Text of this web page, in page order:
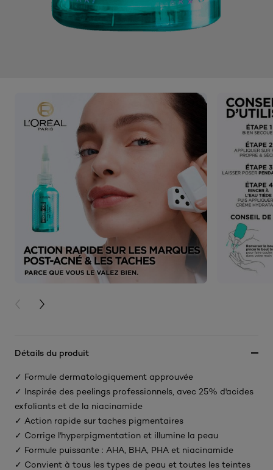
PREVIOUS CARD
NEXT CARD
Détails du produit
✓ Formule dermatologiquement approuvée
✓ Inspirée des peelings professionnels, avec 25% d'acides
exfoliants et de la niacinamide
✓ Action rapide sur taches pigmentaires
✓ Corrige l'hyperpigmentation et illumine la peau
✓ Formule puissante : AHA, BHA, PHA et niacinamide
✓ Convient à tous les types de peau et toutes les teintes